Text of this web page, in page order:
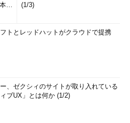
語
(1/3)
トとレッドハットがクラウドで提携
、ゼクシィのサイトが取り入れている
ィブUX」とは何か (1/2)